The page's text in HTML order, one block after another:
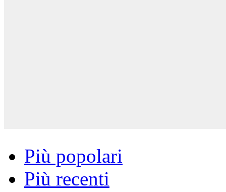
Più popolari
Più recenti